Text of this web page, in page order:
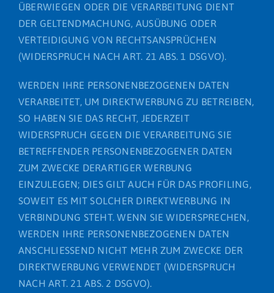
ÜBERWIEGEN ODER DIE VERARBEITUNG DIENT
DER GELTENDMACHUNG, AUSÜBUNG ODER
VERTEIDIGUNG VON RECHTSANSPRÜCHEN
(WIDERSPRUCH NACH ART. 21 ABS. 1 DSGVO).
WERDEN IHRE PERSONENBEZOGENEN DATEN
VERARBEITET, UM DIREKTWERBUNG ZU BETREIBEN,
SO HABEN SIE DAS RECHT, JEDERZEIT
WIDERSPRUCH GEGEN DIE VERARBEITUNG SIE
BETREFFENDER PERSONENBEZOGENER DATEN
ZUM ZWECKE DERARTIGER WERBUNG
EINZULEGEN; DIES GILT AUCH FÜR DAS PROFILING,
SOWEIT ES MIT SOLCHER DIREKTWERBUNG IN
VERBINDUNG STEHT. WENN SIE WIDERSPRECHEN,
WERDEN IHRE PERSONENBEZOGENEN DATEN
ANSCHLIESSEND NICHT MEHR ZUM ZWECKE DER
DIREKTWERBUNG VERWENDET (WIDERSPRUCH
NACH ART. 21 ABS. 2 DSGVO).